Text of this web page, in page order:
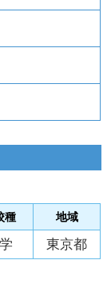
種 地域
東京都